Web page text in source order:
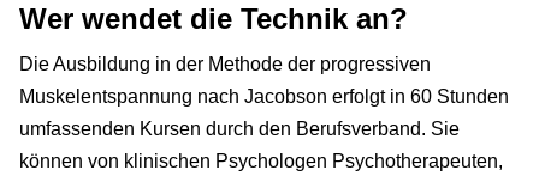
Wer wendet die Technik an?
Die Ausbildung in der Methode der progressiven
Muskelentspannung nach Jacobson erfolgt in 60 Stunden
umfassenden Kursen durch den Berufsverband. Sie
können von klinischen Psychologen Psychotherapeuten,